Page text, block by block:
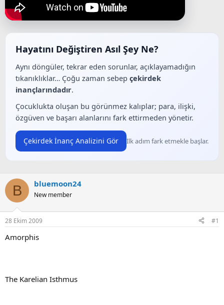
l
a
n
t
a
h
i
Hayatını Değiştiren Asıl Şey Ne?
Aynı döngüler, tekrar eden sorunlar, açıklayamadığın
tıkanıklıklar… Çoğu zaman sebep çekirdek
inançlarındadır.
Çocuklukta oluşan bu görünmez kalıplar; para, ilişki,
özgüven ve başarı alanlarını fark ettirmeden yönetir.
Çekirdek İnanç Analizini Gör İlk adım fark etmekle başlar.
B bluemoon24
New member
28 Ekim 2009 #1
Amorphis
The Karelian Isthmus